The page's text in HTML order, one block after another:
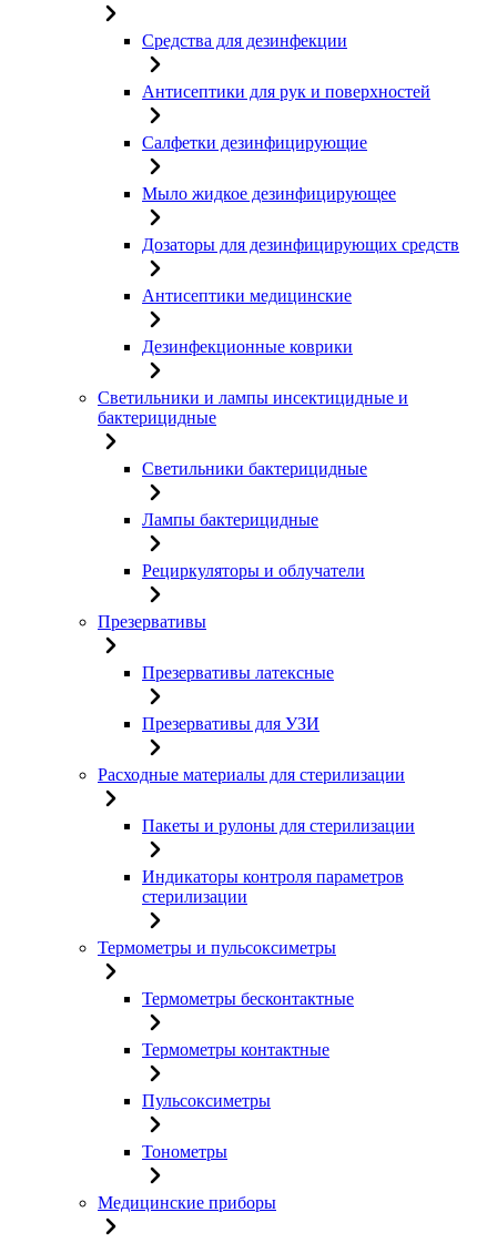
Средства для дезинфекции
Антисептики для рук и поверхностей
Салфетки дезинфицирующие
Мыло жидкое дезинфицирующее
Дозаторы для дезинфицирующих средств
Антисептики медицинские
Дезинфекционные коврики
Светильники и лампы инсектицидные и
бактерицидные
Светильники бактерицидные
Лампы бактерицидные
Рециркуляторы и облучатели
Презервативы
Презервативы латексные
Презервативы для УЗИ
Расходные материалы для стерилизации
Пакеты и рулоны для стерилизации
Индикаторы контроля параметров
стерилизации
Термометры и пульсоксиметры
Термометры бесконтактные
Термометры контактные
Пульсоксиметры
Тонометры
Медицинские приборы